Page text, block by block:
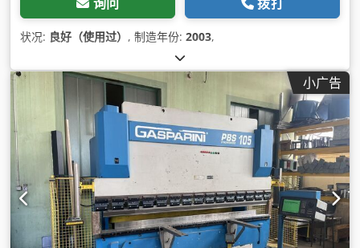
状况: 良好（使用过） , 制造年份: 2003,
小广告